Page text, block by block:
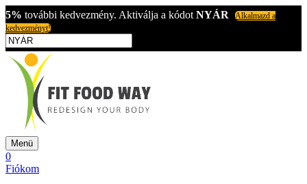
5% további kedvezmény. Aktiválja a kódot NYÁR
Alkalmazd a
kedvezményt!
Menü
0
Fiókom